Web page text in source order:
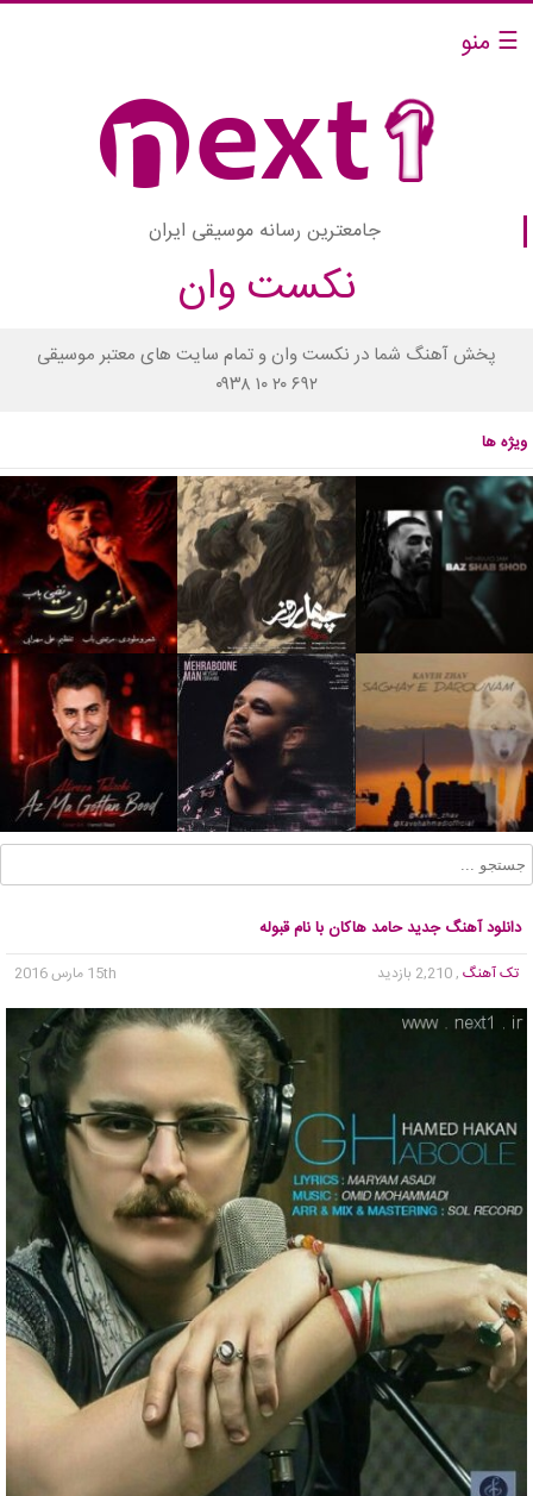
☰ منو
جامعترین رسانه موسیقی ایران
نکست وان
پخش آهنگ شما در نکست وان و تمام سایت های معتبر موسیقی
۰۹۳۸ ۱۰ ۲۰ ۶۹۲
ویژه ها
دانلود آهنگ جدید حامد هاکان با نام قبوله
تک آهنگ , 2,210 بازدید 15th مارس 2016